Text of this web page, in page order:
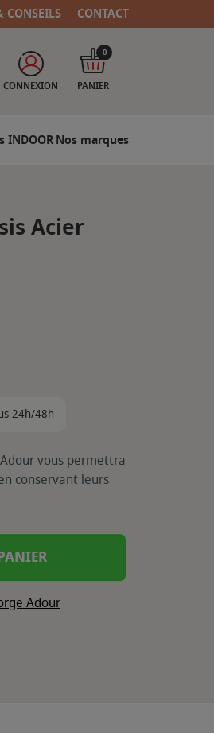
CONSEILS CONTACT
CONNEXION PANIER
0
INDOORNos marques
Acier
24h/48h
vous permettra
conservant leurs
Adour